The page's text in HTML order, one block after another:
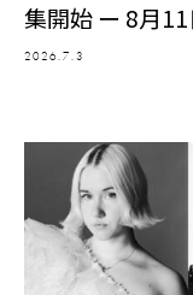
集開始 ー 8月
2026.7.3